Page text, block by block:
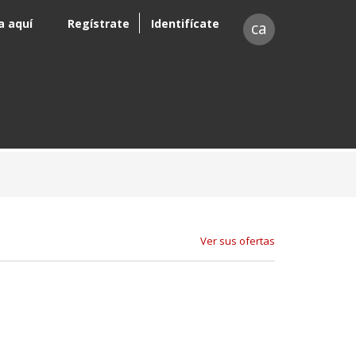
aquí Regístrate Identifícate ca
Ver sus ofertas